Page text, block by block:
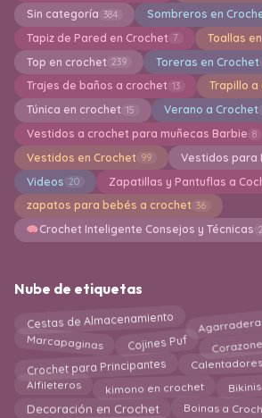
Sin categoría 384 Sombreros en
Tapiz de Pared en Crochet 7 Toallas
Top en crochet 239 Toreras en Crochet
Trajes de baños a crochet 13 Trapillo
Túnica en crochet 15 Verano a Crochet
Vestidos a crochet para muñecas Barbie 8
Vestidos en Crochet 99 Vestidos para
Videos 20 Zapatillas y Pantuflas a
zapatos para bebés a crochet 36
Crochet Inteligente Consejos y Técnicas
Nube de etiquetas
Cestas de Almacenamiento
Marcapaginas Cojines Puf
Crochet para Principantes Calentadores
Alfileteros kimono en crochet Bikinis
Decoración en Crochet Boinas a